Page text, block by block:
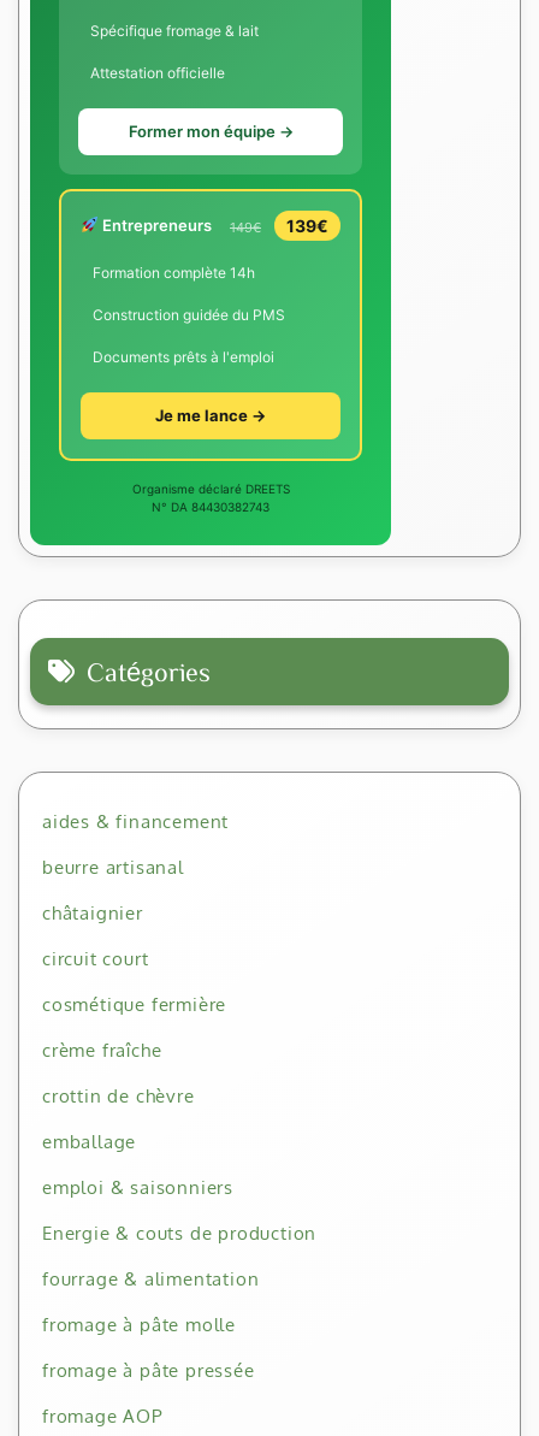
Spécifique fromage & lait
Attestation officielle
Former mon équipe →
Entrepreneurs 149€ 139€
Formation complète 14h
Construction guidée du PMS
Documents prêts à l'emploi
Je me lance →
Organisme déclaré DREETS
N° DA 84430382743
Catégories
aides & financement
beurre artisanal
châtaignier
circuit court
cosmétique fermière
crème fraîche
crottin de chèvre
emballage
emploi & saisonniers
Energie & couts de production
fourrage & alimentation
fromage à pâte molle
fromage à pâte pressée
fromage AOP